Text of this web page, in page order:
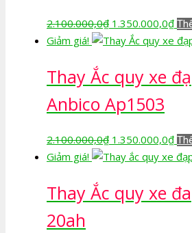
2.100.000,0₫ Giá
gốc
2.100.000,0₫.
1.350.000,0₫Giá
hiện
là:
Giảm giá!
Thay Ắc quy xe
Anbico Ap1503
2.100.000,0₫ Giá
gốc
2.100.000,0₫.
1.350.000,0₫Giá
hiện
là:
Giảm giá!
Thay Ắc quy xe
20ah